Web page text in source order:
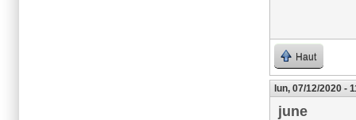
Haut
lun, 07/12/2020 -
june